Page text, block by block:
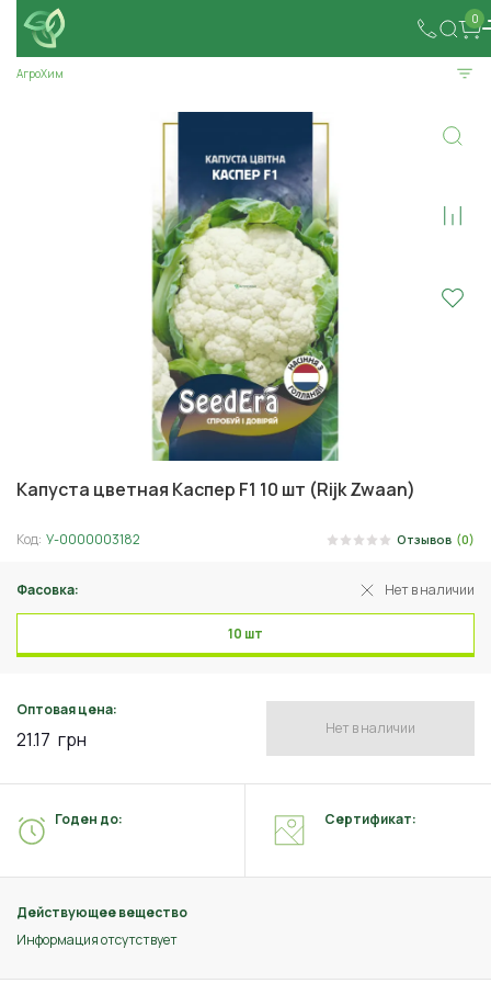
0
АгроХим
Капуста цветная Каспер F1 10 шт (Rijk Zwaan)
Код: У-0000003182 Отзывов (0)
Фасовка: Нет в наличии
10 шт
Оптовая цена:
21.17 грн Нет в наличии
Действующее вещество
Информация отсутствует
Годен до: Сертификат: